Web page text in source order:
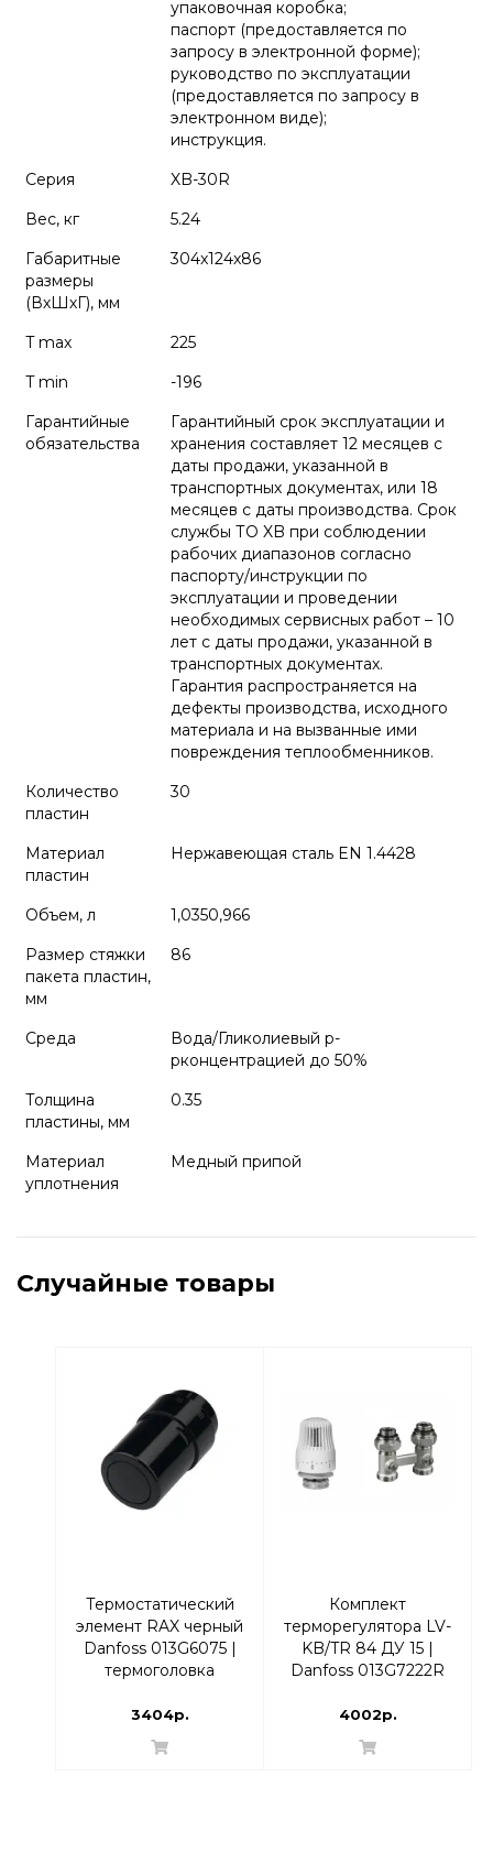
упаковочная коробка;
паспорт (предоставляется по
запросу в электронной форме);
руководство по эксплуатации
(предоставляется по запросу в
электронном виде);
инструкция.
Серия
XB-30R
Вес, кг
5.24
Габаритные
размеры
(ВхШхГ), мм
304x124x86
T max
225
T min
-196
Гарантийные
обязательства
Гарантийный срок эксплуатации и
хранения составляет 12 месяцев с
даты продажи, указанной в
транспортных документах, или 18
месяцев с даты производства. Срок
службы ТО XB при соблюдении
рабочих диапазонов согласно
паспорту/инструкции по
эксплуатации и проведении
необходимых сервисных работ – 10
лет с даты продажи, указанной в
транспортных документах.
Гарантия распространяется на
дефекты производства, исходного
материала и на вызванные ими
повреждения теплообменников.
Количество
пластин
30
Материал
пластин
Нержавеющая сталь EN 1.4428
Объем, л
1,0350,966
Размер стяжки
пакета пластин,
мм
86
Среда
Вода/Гликолиевый р-
рконцентрацией до 50%
Толщина
пластины, мм
0.35
Материал
уплотнения
Медный припой
Случайные товары
Термостатический
элемент RAX черный
Danfoss 013G6075 |
термоголовка
3404р.
Комплект
терморегулятора LV-
KB/TR 84 ДУ 15 |
Danfoss 013G7222R
4002р.